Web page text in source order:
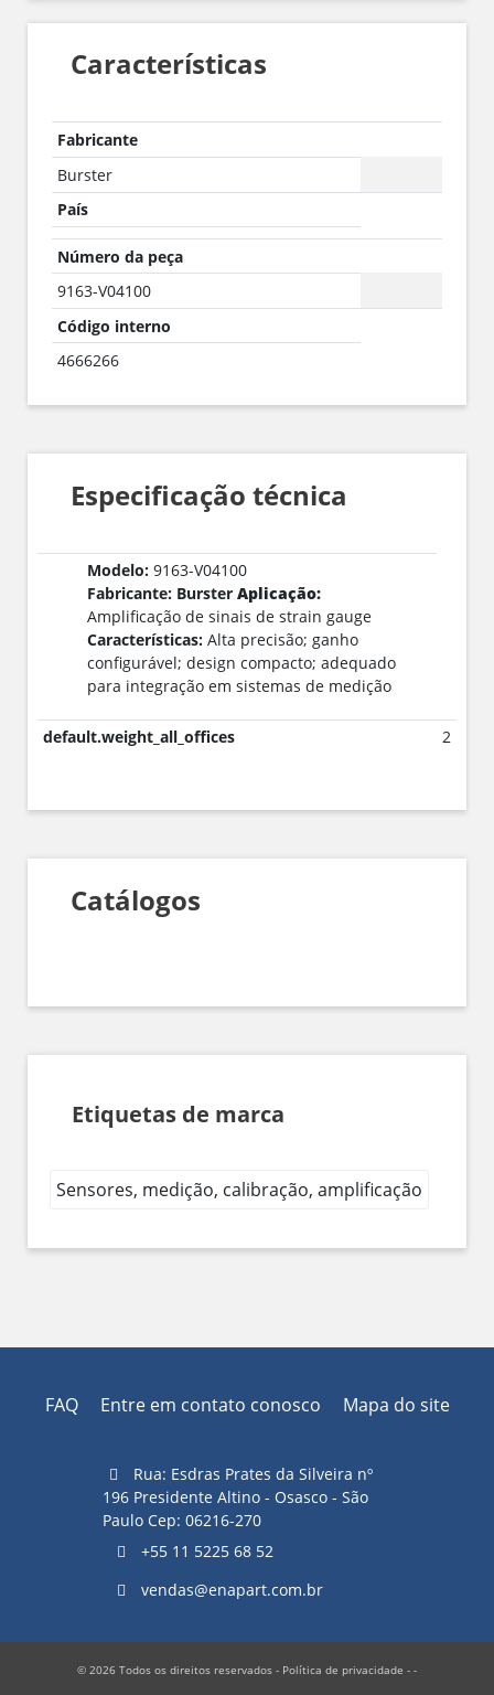
Características
Fabricante
Burster
País
Número da peça
9163-V04100
Código interno
4666266
Especificação técnica
Modelo:9163-V04100
Fabricante: Burster Aplicação:
Amplificação de sinais de strain gauge
Características:Alta precisão; ganho
configurável; design compacto; adequado
para integração em sistemas de medição
default.weight_all_offices 2
Catálogos
Etiquetas de marca
Sensores, medição, calibração, amplificação
FAQ Entre em contato conosco Mapa do site
Rua: Esdras Prates da Silveira nº
196 Presidente Altino - Osasco - São
Paulo Cep: 06216-270
+55 11 5225 68 52
vendas@enapart.com.br
© 2026 Todos os direitos reservados - Política de privacidade - -